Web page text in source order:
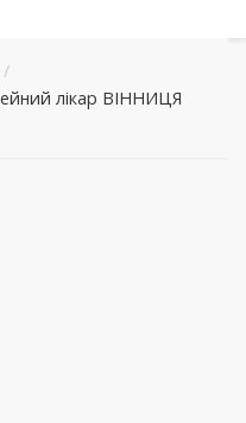
/
лікар ВІННИЦЯ